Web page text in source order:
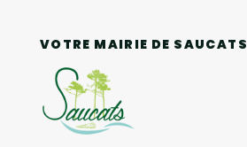
VOTRE MAIRIE DE SAUCATS